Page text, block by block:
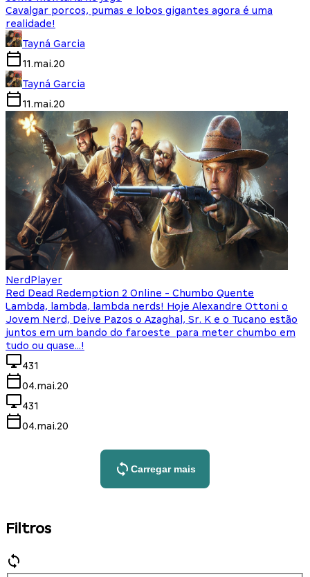
Cavalgar porcos, pumas e lobos gigantes agora é uma
realidade!
Tayná Garcia
11.mai.20
Tayná Garcia
11.mai.20
NerdPlayer
Red Dead Redemption 2 Online - Chumbo Quente
Lambda, lambda, lambda nerds! Hoje Alexandre Ottoni o
Jovem Nerd, Deive Pazos o Azaghal, Sr. K e o Tucano estão
juntos em um bando do faroeste para meter chumbo em
tudo ou quase...!
431
04.mai.20
431
04.mai.20
Carregar mais
Filtros